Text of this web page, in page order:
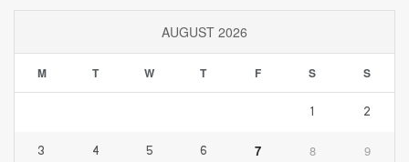
AUGUST 2026
M T W T F S S
1 2
3 4 5 6 7 8 9